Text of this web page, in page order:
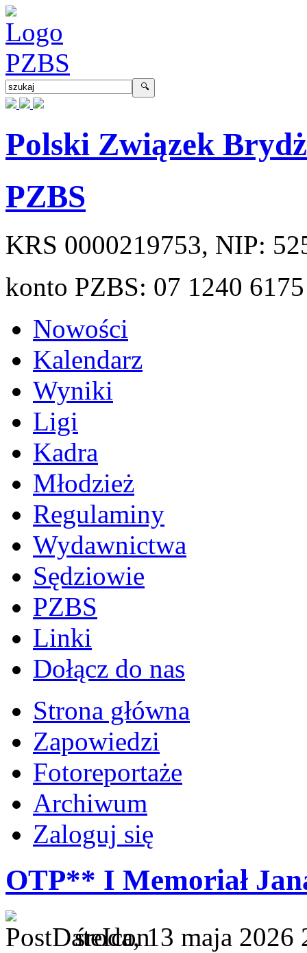
Polski Związek
PZBS
KRS 0000219753, NIP:
konto PZBS: 07 1240
Nowości
Kalendarz
Wyniki
Ligi
Kadra
Młodzież
Regulaminy
Wydawnictwa
Sędziowie
PZBS
Linki
Dołącz do nas
Strona główna
Zapowiedzi
Fotoreportaże
Archiwum
Zaloguj się
OTP** I Memoriał
środa, 13 maja 2026